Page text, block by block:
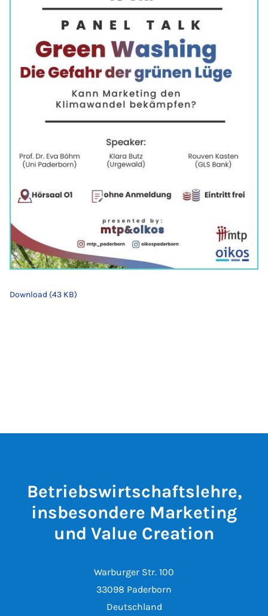
Download (43 KB)
Betriebswirtschaftslehre,
insbesondere Marketing
und Value Creation
Warburger Str. 100
33098 Paderborn
Deutschland